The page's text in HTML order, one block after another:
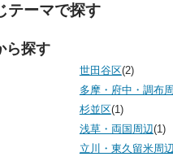
テーマで探す
ら探す
世田谷区(2)
多摩・府中・調布
杉並区(1)
浅草・両国周辺(1)
立川・東久留米周辺